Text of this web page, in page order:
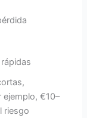
€10–
riesgo